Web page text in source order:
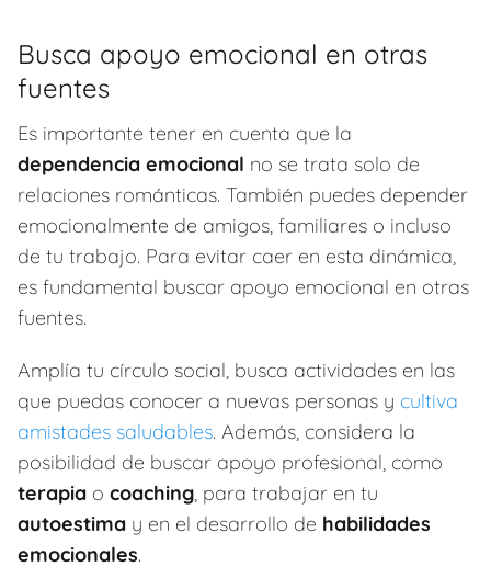
Busca apoyo emocional en otras
fuentes
Es importante tener en cuenta que la
dependencia emocional no se trata solo de
relaciones románticas. También puedes depender
emocionalmente de amigos, familiares o incluso
de tu trabajo. Para evitar caer en esta dinámica,
es fundamental buscar apoyo emocional en otras
fuentes.
Amplía tu círculo social, busca actividades en las
que puedas conocer a nuevas personas y cultiva
amistades saludables. Además, considera la
posibilidad de buscar apoyo profesional, como
terapia o coaching, para trabajar en tu
autoestima y en el desarrollo de habilidades
emocionales.